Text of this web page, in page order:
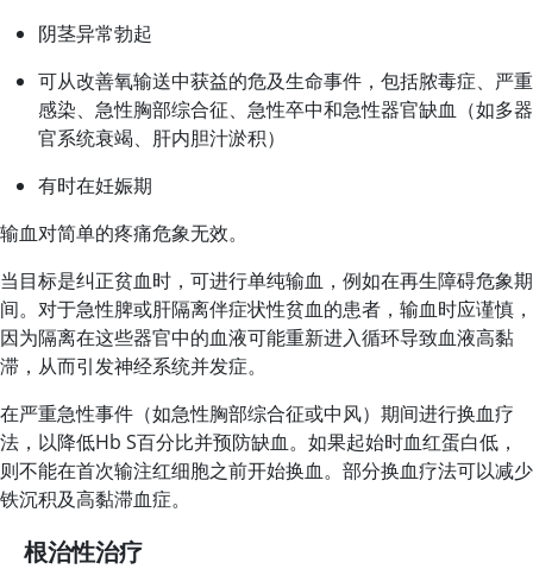
阴茎异常勃起
可从改善氧输送中获益的危及生命事件，包括脓毒症、严重
感染、急性胸部综合征、急性卒中和急性器官缺血（如多器
官系统衰竭、肝内胆汁淤积）
有时在妊娠期
输血对简单的疼痛危象无效。
当目标是纠正贫血时，可进行单纯输血，例如在再生障碍危象期
间。对于急性脾或肝隔离伴症状性贫血的患者，输血时应谨慎，
因为隔离在这些器官中的血液可能重新进入循环导致血液高黏
滞，从而引发神经系统并发症。
在严重急性事件（如急性胸部综合征或中风）期间进行换血疗
法，以降低Hb S百分比并预防缺血。如果起始时血红蛋白低，
则不能在首次输注红细胞之前开始换血。部分换血疗法可以减少
铁沉积及高黏滞血症。
根治性治疗